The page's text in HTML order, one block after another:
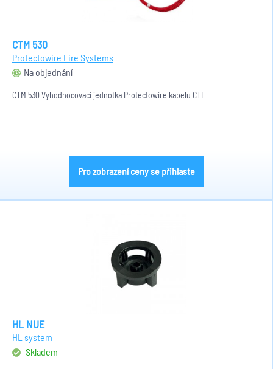
CTM 530
Protectowire Fire Systems
Na objednání
CTM 530 Vyhodnocovací jednotka Protectowire kabelu CTI
Pro zobrazení ceny se přihlaste
HL NUE
HL system
Skladem